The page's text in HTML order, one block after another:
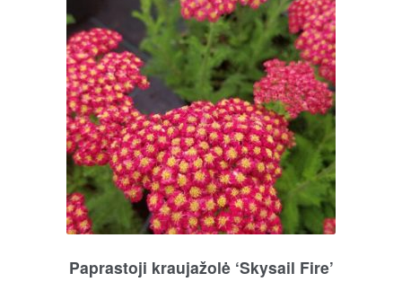
Paprastoji kraujažolė ‘Skysail Fire’